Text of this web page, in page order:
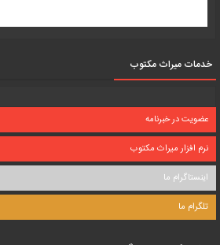
خدمات میراث مکتوب
عضویت در خبرنامه
نرم افزار میراث مکتوب
اینستاگرام ما
تلگرام ما